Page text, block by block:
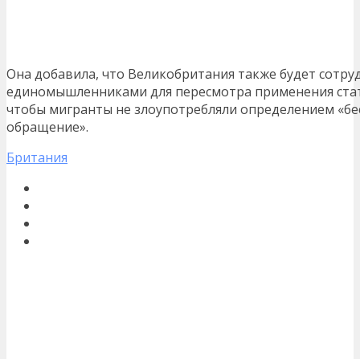
Она добавила, что Великобритания также будет
единомышленниками для пересмотра применения
чтобы мигранты не злоупотребляли определением
обращение».
Британия